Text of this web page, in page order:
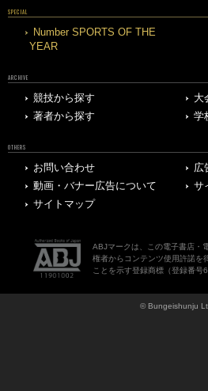
SPECIAL
Number SPORTS OF THE
YEAR
ARCHIVE
競技から探す
大
著者から探す
学
OTHERS
お問い合わせ
広
動画・バナー広告について
サ
サイトマップ
ABJマークは、この電子書店・
権者からコンテンツ使用許諾を
ことを示す登録商標（登録番号
© Bungeishunju